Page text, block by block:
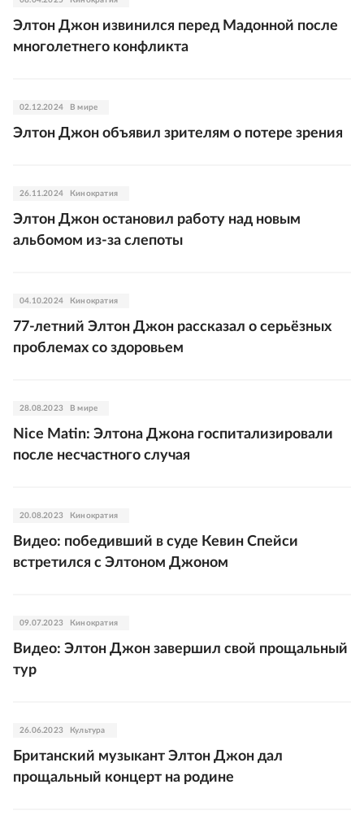
Элтон Джон извинился перед Мадонной после
многолетнего конфликта
02.12.2024 В мире
Элтон Джон объявил зрителям о потере зрения
26.11.2024 Кинократия
Элтон Джон остановил работу над новым
альбомом из-за слепоты
04.10.2024 Кинократия
77-летний Элтон Джон рассказал о серьёзных
проблемах со здоровьем
28.08.2023 В мире
Nice Matin: Элтона Джона госпитализировали
после несчастного случая
20.08.2023 Кинократия
Видео: победивший в суде Кевин Спейси
встретился с Элтоном Джоном
09.07.2023 Кинократия
Видео: Элтон Джон завершил свой прощальный
тур
26.06.2023 Культура
Британский музыкант Элтон Джон дал
прощальный концерт на родине